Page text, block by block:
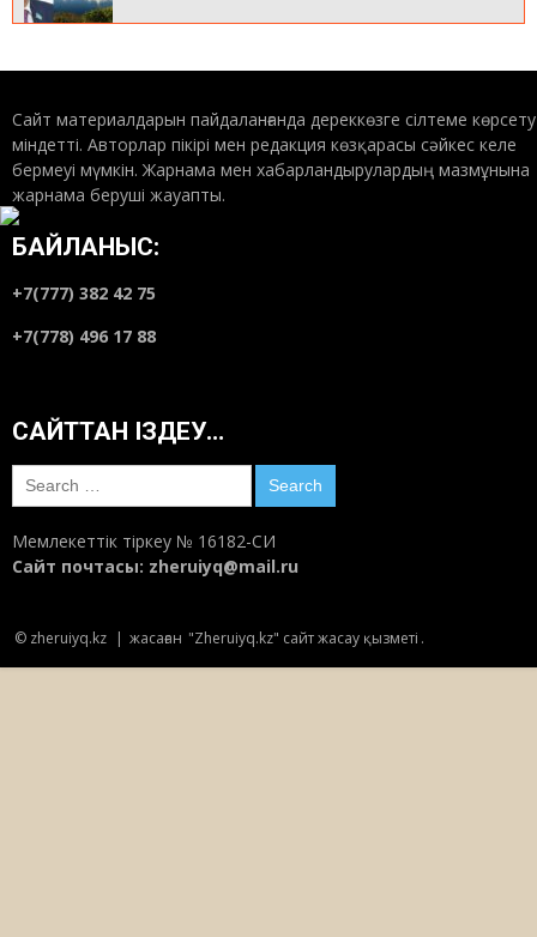
Н.Айтұлы: Астананы жырлау – өз
07:53 Маусым 8, 2018
Ақтау шенеунігі ірі көлемде айыппұл төледі
14:07
Олар ант қабылдады
20:52 Маусым 5, 2018
Отбасы құндылығындағы КЕЛІННІҢ РӨЛІ
қандай?
Сайт материалдарын пайдаланғанда дереккөзге сілтеме көрсету
міндетті. Авторлар пікірі мен редакция көзқарасы сәйкес келе
бермеуі мүмкін. Жарнама мен хабарландырулардың мазмұнына
жарнама беруші жауапты.
БАЙЛАНЫС:
+7(777) 382 42 75
+7(778) 496 17 88
САЙТТАН ІЗДЕУ…
Search
for:
Мемлекеттік тіркеу № 16182-СИ
Сайт почтасы: zheruiyq@mail.ru
© zheruiyq.kz | жасаған "Zheruiyq.kz" сайт жасау қызметі .